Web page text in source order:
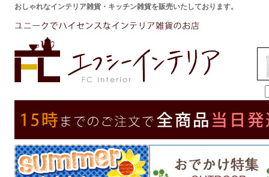
おしゃれなインテリア雑貨・キッチン雑貨を販売いたしております。